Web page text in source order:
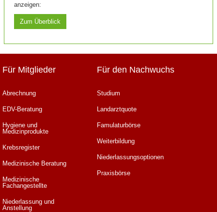
anzeigen:
Zum Überblick
Für Mitglieder
Abrechnung
EDV-Beratung
Hygiene und
Medizinprodukte
Krebsregister
Medizinische Beratung
Medizinische
Fachangestellte
Niederlassung und
Anstellung
Für den Nachwuchs
Studium
Landarztquote
Famulaturbörse
Weiterbildung
Niederlassungsoptionen
Praxisbörse